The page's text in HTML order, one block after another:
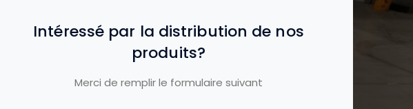
Intéressé par la distribution de nos
produits?
Merci de remplir le formulaire suivant